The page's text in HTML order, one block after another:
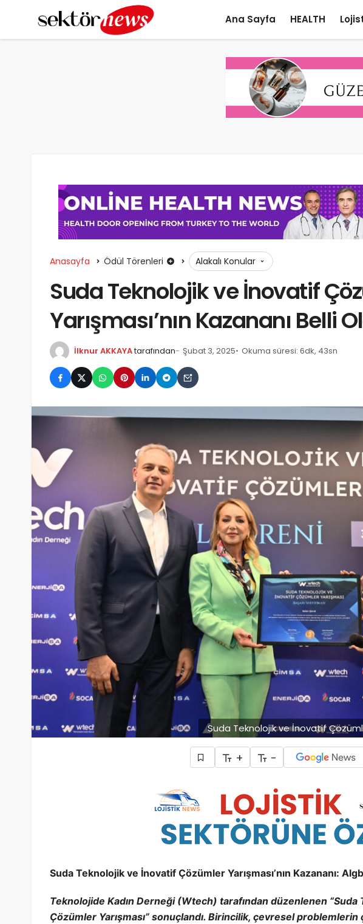
Ana Sayfa HEALTH
Anasayfa Ödül Törenleri Alakalı Konular
Suda Teknolojik ve İnovatif
Yarışması’nın Kazananı Belli
İlknur AKKAYAtarafından Şubat 3, 2025 Okuma süresi: 6dk, 43sn
Suda Teknolojik ve İnovatif
+ -
Suda Teknolojik ve İnovatif Çözümler Yarışması’nın Kazananı:
Teknolojide Kadın Derneği (Wtech) tarafından düzenlenen
Çözümler Yarışması” sonuçlandı. Birincilik, çevresel